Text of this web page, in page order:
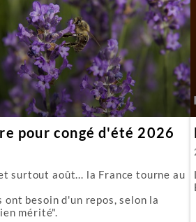
Nous vous
Mawashibiki :
Kughikii :
Évidemment nous
pour congé d'été 2026
surtout août... la France tourne au
ont besoin d'un repos, selon la
mérité".